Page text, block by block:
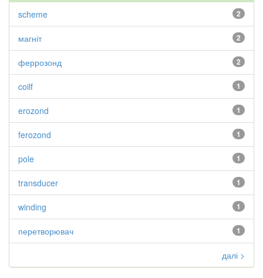
2
scheme
2
магніт
2
феррозонд
1
coilf
1
erozond
1
ferozond
1
pole
1
transducer
1
winding
1
перетворювач
далі >